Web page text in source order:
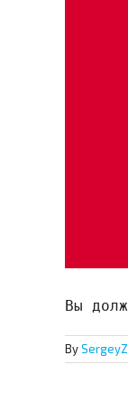
Вы
BySergeyZ